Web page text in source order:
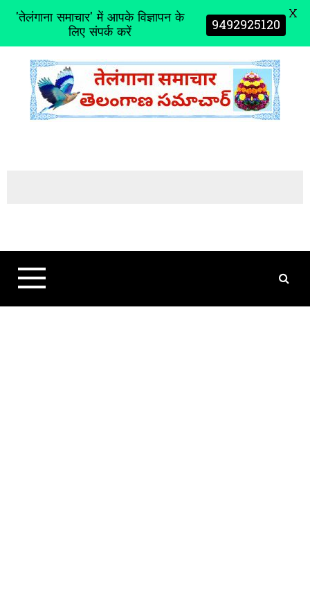
t
'तेलंगाना समाचार' में आपके विज्ञापन के
लिए संपर्क करें 9492925120 X